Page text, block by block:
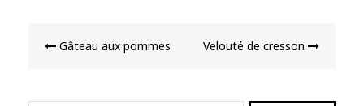
de Gâteau aux pommes Velouté de cresson